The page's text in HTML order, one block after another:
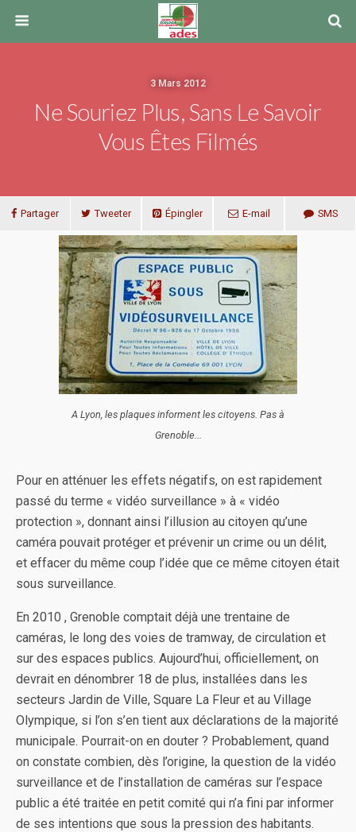
3 Mars 2012
Ne Souriez Plus, Sans Le Savoir
Vous Êtes Filmés
Partager Tweeter Épingler E-mail SMS
A Lyon, les plaques informent les citoyens. Pas à
Grenoble...
Pour en atténuer les effets négatifs, on est rapidement
passé du terme « vidéo surveillance » à « vidéo
protection », donnant ainsi l’illusion au citoyen qu’une
caméra pouvait protéger et prévenir un crime ou un délit,
et effacer du même coup l’idée que ce même citoyen était
sous surveillance.
En 2010 , Grenoble comptait déjà une trentaine de
caméras, le long des voies de tramway, de circulation et
sur des espaces publics. Aujourd’hui, officiellement, on
devrait en dénombrer 18 de plus, installées dans les
secteurs Jardin de Ville, Square La Fleur et au Village
Olympique, si l’on s’en tient aux déclarations de la majorité
municipale. Pourrait-on en douter ? Probablement, quand
on constate combien, dès l’origine, la question de la vidéo
surveillance et de l’installation de caméras sur l’espace
public a été traitée en petit comité qui n’a fini par informer
de ses intentions que sous la pression des habitants.